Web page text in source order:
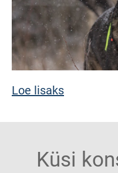
Loe lisaks
Küsi